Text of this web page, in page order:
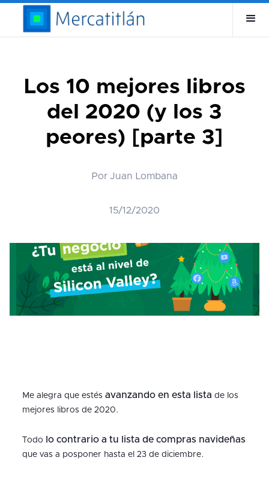
Los 10 mejores libros
del 2020 (y los 3
peores) [parte 3]
Por Juan Lombana
15/12/2020
Me alegra que estés avanzando en esta lista de los
mejores libros de 2020.
Todo lo contrario a tu lista de compras navideñas
que vas a posponer hasta el 23 de diciembre.